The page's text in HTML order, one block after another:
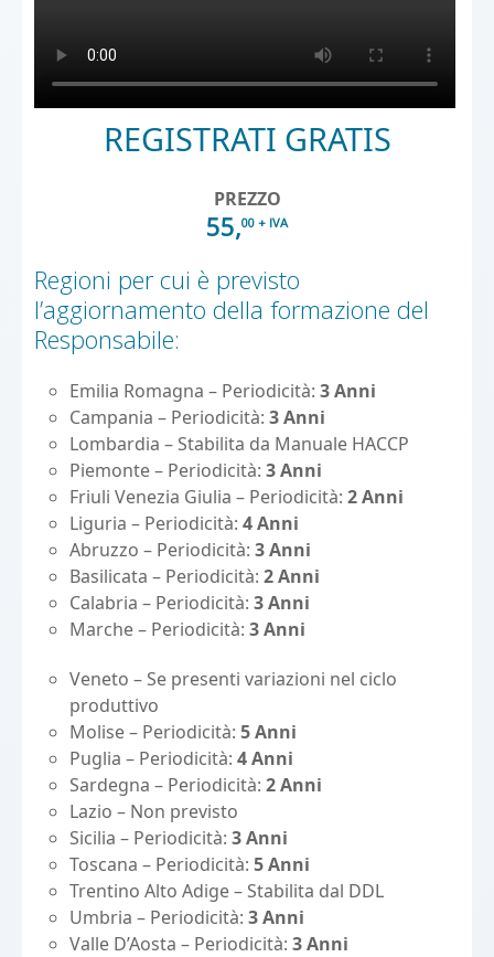
REGISTRATI GRATIS
PREZZO
55,00 + IVA
Regioni per cui è previsto
l’aggiornamento della formazione del
Responsabile:
Emilia Romagna – Periodicità:3 Anni
Campania – Periodicità:3 Anni
Lombardia – Stabilita da Manuale HACCP
Piemonte – Periodicità:3 Anni
Friuli Venezia Giulia – Periodicità:2 Anni
Liguria – Periodicità:4 Anni
Abruzzo – Periodicità:3 Anni
Basilicata – Periodicità:2 Anni
Calabria – Periodicità:3 Anni
Marche – Periodicità:3 Anni
Veneto – Se presenti variazioni nel ciclo
produttivo
Molise – Periodicità:5 Anni
Puglia – Periodicità:4 Anni
Sardegna – Periodicità:2 Anni
Lazio – Non previsto
Sicilia – Periodicità:3 Anni
Toscana – Periodicità:5 Anni
Trentino Alto Adige – Stabilita dal DDL
Umbria – Periodicità:3 Anni
Valle D’Aosta – Periodicità:3 Anni